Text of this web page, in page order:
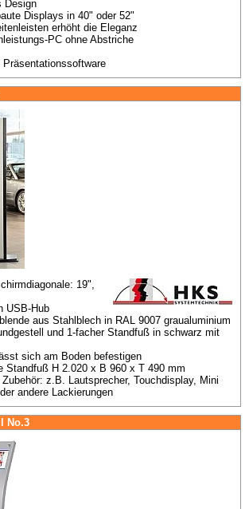
Design
Displays in 40" oder 52"
erhöht die Eleganz
PC ohne Abstriche
19",
USB-Hub
aus Stahlblech in RAL 9007 graualuminium
und 1-facher Standfuß in schwarz mit
sich am Boden befestigen
Standfuß H 2.020 x B 960 x T 490 mm
z.B. Lautsprecher, Touchdisplay, Mini
andere Lackierungen
No.3